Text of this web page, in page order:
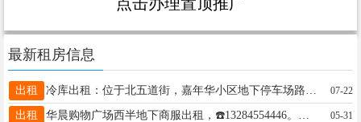
最新租房信息
出租 07-22
出租 05-31